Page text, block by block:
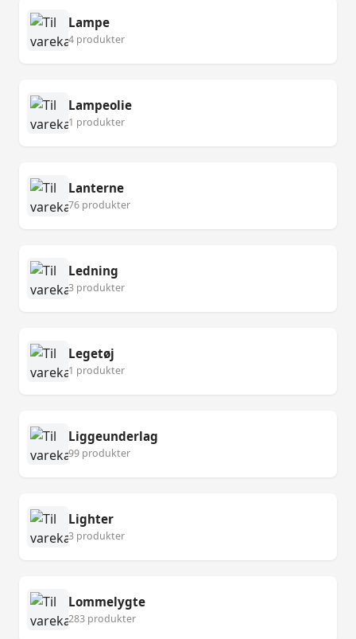
Lampe
4 produkter
Lampeolie
1 produkter
Lanterne
76 produkter
Ledning
3 produkter
Legetøj
1 produkter
Liggeunderlag
99 produkter
Lighter
3 produkter
Lommelygte
283 produkter